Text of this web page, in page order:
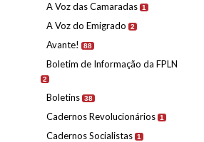
A Voz das Camaradas 1
A Voz do Emigrado 2
Avante! 88
Boletim de Informação da FPLN
2
Boletins 38
Cadernos Revolucionários 1
Cadernos Socialistas 1